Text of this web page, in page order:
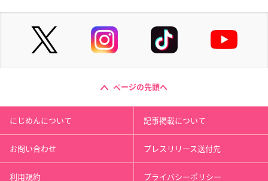
ページの先頭へ
にじめんについて 記事掲載について
お問い合わせ プレスリリース送付先
利用規約 プライバシーポリシー